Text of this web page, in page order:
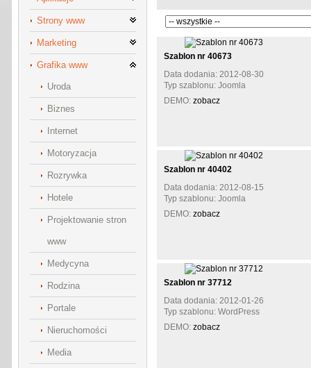
Strony www
Marketing
Grafika www
Uroda
Biznes
Internet
Motoryzacja
Rozrywka
Hotele
Projektowanie stron
www
Medycyna
Rodzina
Portale
Nieruchomości
Media
Szablon nr 40673
Data dodania: 2012-08-30
Typ szablonu: Joomla
DEMO: zobacz
Szablon nr 40402
Data dodania: 2012-08-15
Typ szablonu: Joomla
DEMO: zobacz
Szablon nr 37712
Data dodania: 2012-01-26
Typ szablonu: WordPress
DEMO: zobacz